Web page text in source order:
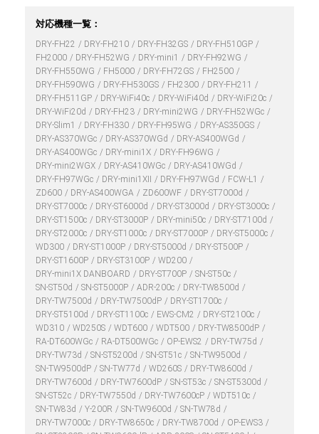
対応機種一覧：
DRY-FH22 DRY-FH210 DRY-FH32GS
DRY-FH510GP
FH2000
DRY-FH52WG DRY-mini1
DRY-FH92WG
DRY-FH550WG
FH5000 DRY-FH72GS
FH2500
DRY-FH590WG
DRY-FH530GS FH2300
DRY-FH211
DRY-FH511GP
DRY-WiFi40c DRY-WiFi40d
DRY-WiFi20c
DRY-WiFi20d
DRY-FH23 DRY-mini2WG
DRY-FH52WGc
DRY-Slim1
DRY-FH330 DRY-FH95WG
DRY-AS350GS
DRY-AS370WGc
DRY-AS370WGd
DRY-AS400WGd
DRY-AS400WGc
DRY-mini1X
DRY-FH96WG
DRY-mini2WGX
DRY-AS410WGc
DRY-AS410WGd
DRY-FH97WGc
DRY-mini1XII DRY-FH97WGd
FCW-L1
ZD600
DRY-AS400WGA ZD600WF
DRY-ST7000d
DRY-ST7000c
DRY-ST6000d DRY-ST3000d
DRY-ST3000c
DRY-ST1500c
DRY-ST3000P DRY-mini50c
DRY-ST7100d
DRY-ST2000c
DRY-ST1000c DRY-ST7000P
DRY-ST5000c
WD300
DRY-ST1000P DRY-ST5000d
DRY-ST500P
DRY-ST1600P
DRY-ST3100P
WD200
DRY-mini1X DANBOARD
DRY-ST700P
SN-ST50c
SN-ST50d
SN-ST5000P ADR-200c
DRY-TW8500d
DRY-TW7500d
DRY-TW7500dP
DRY-ST1700c
DRY-ST5100d
DRY-ST1100c EWS-CM2
DRY-ST2100c
WD310
WD250S WDT600 WDT500
DRY-TW8500dP
RA-DT600WGc
RA-DT500WGc OP-EWS2
DRY-TW75d
DRY-TW73d
SN-ST5200d SN-ST51c
SN-TW9500d
SN-TW9500dP
SN-TW77d WD260S
DRY-TW8600d
DRY-TW7600d
DRY-TW7600dP SN-ST53c
SN-ST5300d
SN-ST52c
DRY-TW7550d DRY-TW7600cP
WDT510c
SN-TW83d
Y-200R SN-TW9600d
SN-TW78d
DRY-TW7000c
DRY-TW8650c DRY-TW8700d
OP-EWS3